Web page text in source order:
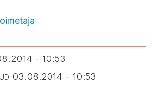
- 10:53
03.08.2014 - 10:53